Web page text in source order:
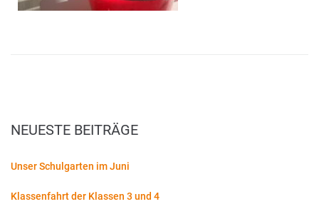
NEUESTE BEITRÄGE
Unser Schulgarten im Juni
Klassenfahrt der Klassen 3 und 4